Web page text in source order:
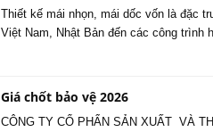
Thiết kế mái nhọn, mái dốc vốn là đặc
Việt Nam, Nhật Bản đến các công trình
Giá chốt bảo vệ 2026
CÔNG TY CỔ PHẨN SẢN XUẤT VÀ